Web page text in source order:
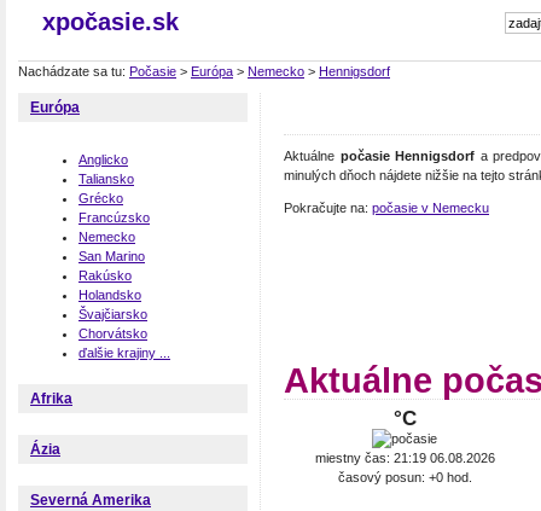
xpočasie.sk
Nachádzate sa tu: Počasie > Európa > Nemecko > Hennigsdorf
Európa
Anglicko
Taliansko
Grécko
Francúzsko
Nemecko
San Marino
Rakúsko
Holandsko
Švajčiarsko
Chorvátsko
ďalšie krajiny ...
Afrika
Ázia
Severná Amerika
Aktuálne počasie Hennigsdorf a
minulých dňoch nájdete nižšie na tejto
Pokračujte na: počasie v Nemecku
Aktuálne
°C
miestny čas: 21:19 06.08.2026
časový posun: +0 hod.